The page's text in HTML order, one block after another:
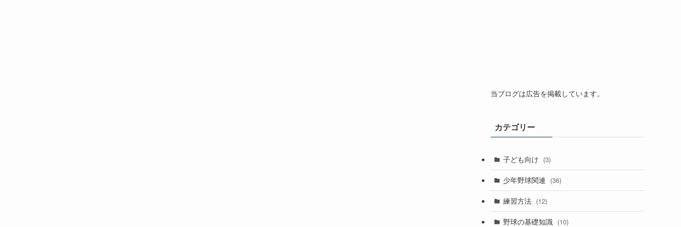
当ブログは広告を掲載しています。
カテゴリー
子ども向け (3)
少年野球関連 (36)
練習方法 (12)
野球の基礎知識 (10)